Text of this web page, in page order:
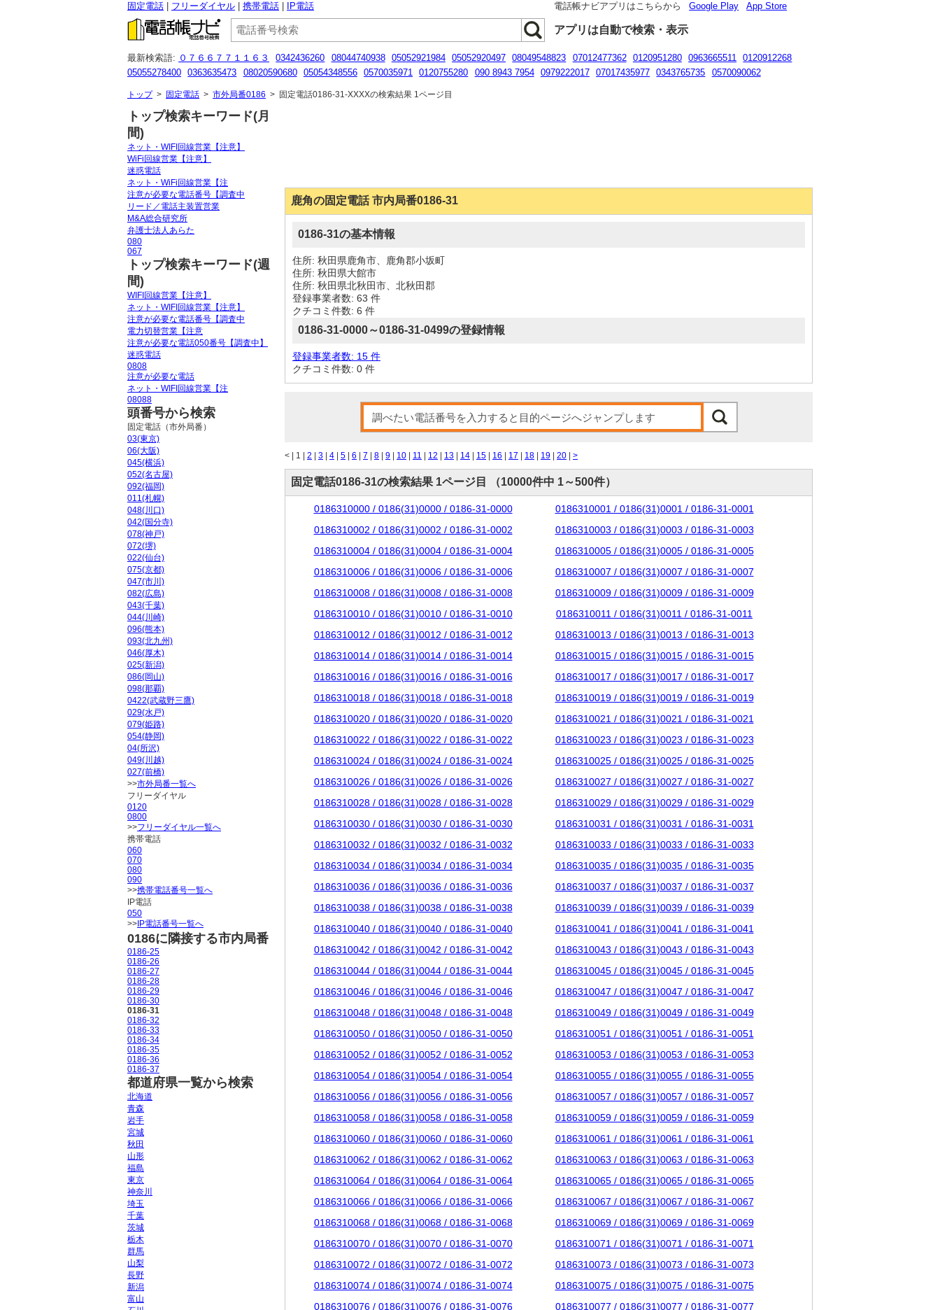
固定電話 フリーダイヤル 携帯電話 IP電話 電話帳ナビアプリはこちらから Google Play App Store
アプリは自動で検索・表示
最新検索語: ０７６６７７１１６３ 0342436260 08044740938 05052921984 05052920497 08049548823 07012477362 0120951280 0963665511
0120912268
05055278400
0363635473 08020590680 05054348556 0570035971 0120755280 090 8943 7954 0979222017 07017435977 0343765735
0570090062
トップ> 固定電話 > 市外局番0186 > 固定電話0186-31-XXXXの検索結果 1ページ目
鹿角の固定電話 市内局番0186-31
0186-31の基本情報
住所: 秋田県鹿角市、鹿角郡小坂町
住所: 秋田県大館市
住所: 秋田県北秋田市、北秋田郡
登録事業者数: 63 件
クチコミ件数: 6 件
0186-31-0000～0186-31-0499の登録情報
登録事業者数: 15 件
クチコミ件数: 0 件
< 1 | 2 3 4 5 6 7 8 9 10 11 12 13 14 15 16 17 18 19 20 >
固定電話0186-31の検索結果 1ページ目 （10000件中 1～500件）
0186310000 / 0186(31)0000 / 0186-31-0000
0186310001 / 0186(31)0001 / 0186-31-0001
0186310002 / 0186(31)0002 / 0186-31-0002
0186310003 / 0186(31)0003 / 0186-31-0003
0186310004 / 0186(31)0004 / 0186-31-0004
0186310005 / 0186(31)0005 / 0186-31-0005
0186310006 / 0186(31)0006 / 0186-31-0006
0186310007 / 0186(31)0007 / 0186-31-0007
0186310008 / 0186(31)0008 / 0186-31-0008
0186310009 / 0186(31)0009 / 0186-31-0009
0186310010 / 0186(31)0010 / 0186-31-0010
0186310011 / 0186(31)0011 / 0186-31-0011
0186310012 / 0186(31)0012 / 0186-31-0012
0186310013 / 0186(31)0013 / 0186-31-0013
0186310014 / 0186(31)0014 / 0186-31-0014
0186310015 / 0186(31)0015 / 0186-31-0015
0186310016 / 0186(31)0016 / 0186-31-0016
0186310017 / 0186(31)0017 / 0186-31-0017
0186310018 / 0186(31)0018 / 0186-31-0018
0186310019 / 0186(31)0019 / 0186-31-0019
0186310020 / 0186(31)0020 / 0186-31-0020
0186310021 / 0186(31)0021 / 0186-31-0021
0186310022 / 0186(31)0022 / 0186-31-0022
0186310023 / 0186(31)0023 / 0186-31-0023
0186310024 / 0186(31)0024 / 0186-31-0024
0186310025 / 0186(31)0025 / 0186-31-0025
0186310026 / 0186(31)0026 / 0186-31-0026
0186310027 / 0186(31)0027 / 0186-31-0027
0186310028 / 0186(31)0028 / 0186-31-0028
0186310029 / 0186(31)0029 / 0186-31-0029
0186310030 / 0186(31)0030 / 0186-31-0030
0186310031 / 0186(31)0031 / 0186-31-0031
0186310032 / 0186(31)0032 / 0186-31-0032
0186310033 / 0186(31)0033 / 0186-31-0033
0186310034 / 0186(31)0034 / 0186-31-0034
0186310035 / 0186(31)0035 / 0186-31-0035
0186310036 / 0186(31)0036 / 0186-31-0036
0186310037 / 0186(31)0037 / 0186-31-0037
0186310038 / 0186(31)0038 / 0186-31-0038
0186310039 / 0186(31)0039 / 0186-31-0039
0186310040 / 0186(31)0040 / 0186-31-0040
0186310041 / 0186(31)0041 / 0186-31-0041
0186310042 / 0186(31)0042 / 0186-31-0042
0186310043 / 0186(31)0043 / 0186-31-0043
0186310044 / 0186(31)0044 / 0186-31-0044
0186310045 / 0186(31)0045 / 0186-31-0045
0186310046 / 0186(31)0046 / 0186-31-0046
0186310047 / 0186(31)0047 / 0186-31-0047
0186310048 / 0186(31)0048 / 0186-31-0048
0186310049 / 0186(31)0049 / 0186-31-0049
0186310050 / 0186(31)0050 / 0186-31-0050
0186310051 / 0186(31)0051 / 0186-31-0051
0186310052 / 0186(31)0052 / 0186-31-0052
0186310053 / 0186(31)0053 / 0186-31-0053
0186310054 / 0186(31)0054 / 0186-31-0054
0186310055 / 0186(31)0055 / 0186-31-0055
0186310056 / 0186(31)0056 / 0186-31-0056
0186310057 / 0186(31)0057 / 0186-31-0057
0186310058 / 0186(31)0058 / 0186-31-0058
0186310059 / 0186(31)0059 / 0186-31-0059
0186310060 / 0186(31)0060 / 0186-31-0060
0186310061 / 0186(31)0061 / 0186-31-0061
0186310062 / 0186(31)0062 / 0186-31-0062
0186310063 / 0186(31)0063 / 0186-31-0063
0186310064 / 0186(31)0064 / 0186-31-0064
0186310065 / 0186(31)0065 / 0186-31-0065
0186310066 / 0186(31)0066 / 0186-31-0066
0186310067 / 0186(31)0067 / 0186-31-0067
0186310068 / 0186(31)0068 / 0186-31-0068
0186310069 / 0186(31)0069 / 0186-31-0069
0186310070 / 0186(31)0070 / 0186-31-0070
0186310071 / 0186(31)0071 / 0186-31-0071
0186310072 / 0186(31)0072 / 0186-31-0072
0186310073 / 0186(31)0073 / 0186-31-0073
0186310074 / 0186(31)0074 / 0186-31-0074
0186310075 / 0186(31)0075 / 0186-31-0075
0186310076 / 0186(31)0076 / 0186-31-0076
0186310077 / 0186(31)0077 / 0186-31-0077
トップ検索キーワード(月
間)
ネット・WIFI回線営業【注意】
WiFi回線営業【注意】
迷惑電話
ネット・WiFi回線営業【注
注意が必要な電話番号【調査中
リード／電話主装置営業
M&A総合研究所
弁護士法人あらた
080
067
トップ検索キーワード(週
間)
WIFI回線営業【注意】
ネット・WIFI回線営業【注意】
注意が必要な電話番号【調査中
電力切替営業【注意
注意が必要な電話050番号【調査中】
迷惑電話
0808
注意が必要な電話
ネット・WIFI回線営業【注
08088
頭番号から検索
固定電話（市外局番）
03(東京)
06(大阪)
045(横浜)
052(名古屋)
092(福岡)
011(札幌)
048(川口)
042(国分寺)
078(神戸)
072(堺)
022(仙台)
075(京都)
047(市川)
082(広島)
043(千葉)
044(川崎)
096(熊本)
093(北九州)
046(厚木)
025(新潟)
086(岡山)
098(那覇)
0422(武蔵野三鷹)
029(水戸)
079(姫路)
054(静岡)
04(所沢)
049(川越)
027(前橋)
>>市外局番一覧へ
フリーダイヤル
0120
0800
>>フリーダイヤル一覧へ
携帯電話
060
070
080
090
>>携帯電話番号一覧へ
IP電話
050
>> IP電話番号一覧へ
0186に隣接する市内局番
0186-25
0186-26
0186-27
0186-28
0186-29
0186-30
0186-31
0186-32
0186-33
0186-34
0186-35
0186-36
0186-37
都道府県一覧から検索
北海道
青森
岩手
宮城
秋田
山形
福島
東京
神奈川
埼玉
千葉
茨城
栃木
群馬
山梨
長野
新潟
富山